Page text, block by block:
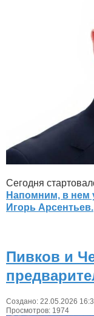
Сегодня
Напомним, в нем
Игорь Арсентьев.
Пивков и
Создано: 22.05.2026
Просмотров: 1974